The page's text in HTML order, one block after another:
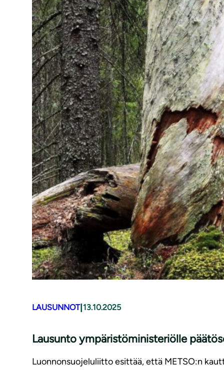
LAUSUNNOT|13.10.2025
Lausunto ympäristöministeriölle
Luonnonsuojeluliitto esittää, että METSO:n